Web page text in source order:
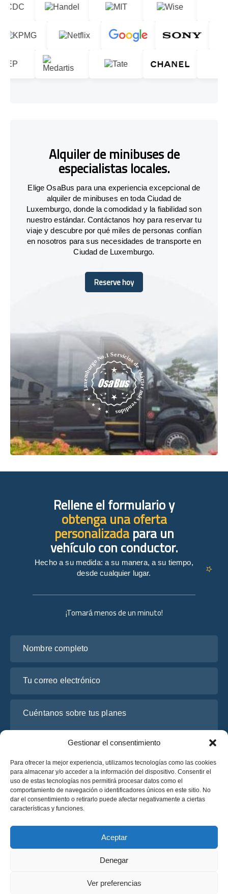
Gestionar el consentimiento
Para ofrecer la mejor experiencia, utilizamos tecnologías como las cookies
para almacenar y/o acceder a la información del dispositivo. Consentir el
uso de estas tecnologías nos permitirá procesar datos como el
comportamiento de navegación o identificadores únicos en este sitio. No
dar el consentimiento o retirarlo puede afectar negativamente a ciertas
características y funciones.
Aceptar
Denegar
Ver preferencias
Alquiler de minibuses de
especialistas locales.
Elige OsaBus para una experiencia excepcional de
alquiler de minibuses en toda Ciudad de
Luxemburgo, donde la comodidad y la fiabilidad son
nuestro estándar. Contáctanos hoy para reservar tu
viaje y descubre por qué miles de personas confían
en nosotros para sus necesidades de transporte en
Ciudad de Luxemburgo.
Reserve hoy
Reserve hoy
¡Tomará menos de un minuto!
He leído y acepto la
Solicite un presupuesto
Solicite un presupuesto
Rellene el formulario y
obtenga una oferta
personalizadapara un
vehículo con conductor.
Hecho a su medida: a su manera, a su tiempo,
desde cualquier lugar.